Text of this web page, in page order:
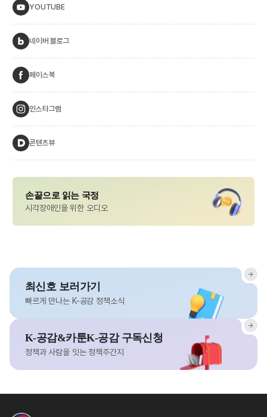
YOUTUBE
네이버 블로그
페이스북
인스타그램
콘텐츠뷰
손끝으로 읽는 국정
시각장애인을 위한 오디오
최신호 보러가기
빠르게 만나는 K-공감 정책소식
K-공감&카툰K-공감 구독신청
정책과 사람을 잇는 정책주간지